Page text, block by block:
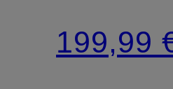
LEO
199,99